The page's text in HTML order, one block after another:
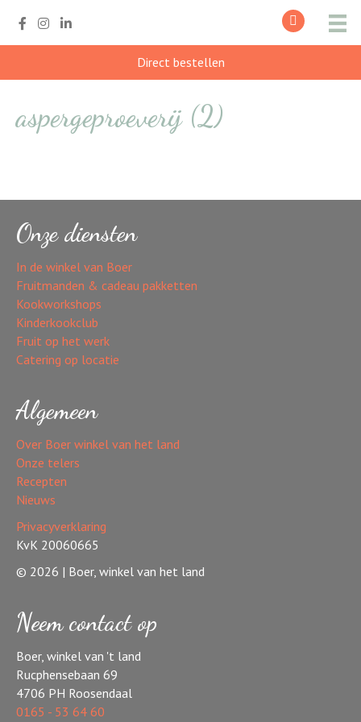
Direct bestellen
aspergeproeverij (2)
Onze diensten
In de winkel van Boer
Fruitmanden & cadeau pakketten
Kookworkshops
Kinderkookclub
Fruit op het werk
Catering op locatie
Algemeen
Over Boer winkel van het land
Onze telers
Recepten
Nieuws
Privacyverklaring
KvK 20060665
© 2026 | Boer, winkel van het land
Neem contact op
Boer, winkel van 't land
Rucphensebaan 69
4706 PH Roosendaal
0165 - 53 64 60